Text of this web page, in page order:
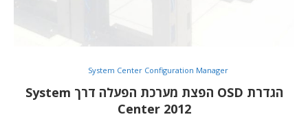
System Center Configuration Manager
הגדרת OSD הפצת מערכת הפעלה דרך System
Center 2012